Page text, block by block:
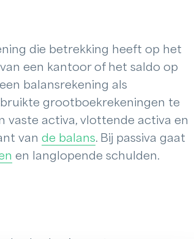
die betrekking heeft op het
een kantoor of het saldo op
balansrekening als
grootboekrekeningen te
vaste activa, vlottende activa en
van de balans. Bij passiva gaat
en langlopende schulden.